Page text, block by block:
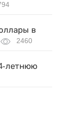
в
2460
летнюю